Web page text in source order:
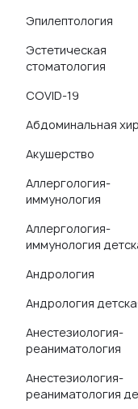
Эпилептология
Эстетическая
стоматология
COVID-19
Абдоминальная
Акушерство
Аллергология-
иммунология
Аллергология-
иммунология
Андрология
Андрология
Анестезиология-
реаниматология
Анестезиология-
реаниматология